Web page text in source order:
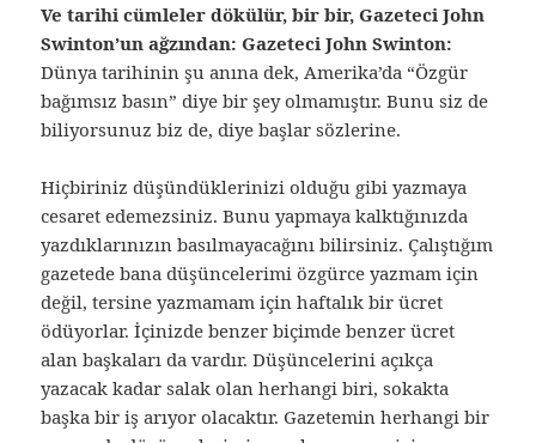
Ve tarihi cümleler dökülür, bir bir, Gazeteci John
Swinton’un ağzından: Gazeteci John Swinton:
Dünya tarihinin şu anına dek, Amerika’da “Özgür
bağımsız basın” diye bir şey olmamıştır. Bunu siz de
biliyorsunuz biz de, diye başlar sözlerine.
Hiçbiriniz düşündüklerinizi olduğu gibi yazmaya
cesaret edemezsiniz. Bunu yapmaya kalktığınızda
yazdıklarınızın basılmayacağını bilirsiniz. Çalıştığım
gazetede bana düşüncelerimi özgürce yazmam için
değil, tersine yazmamam için haftalık bir ücret
ödüyorlar. İçinizde benzer biçimde benzer ücret
alan başkaları da vardır. Düşüncelerini açıkça
yazacak kadar salak olan herhangi biri, sokakta
başka bir iş arıyor olacaktır. Gazetemin herhangi bir